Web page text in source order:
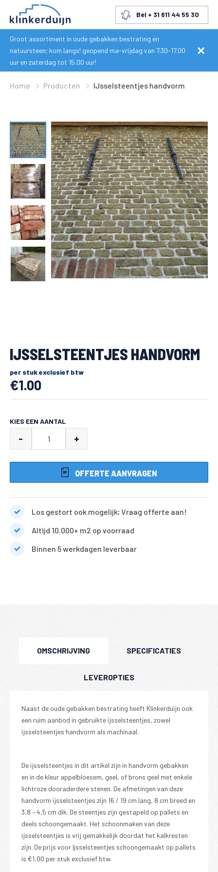
Bel + 31 611 44 55 30
Groot assortiment in oude gebakken bestrating en
natuursteen; kom langs! geopend ma-vrijdag van 7.30-17.00
uur en zaterdag tot 15.00 uur!
Home Producten IJsselsteentjes handvorm
IJSSELSTEENTJES HANDVORM
per stuk exclusief btw
€1.00
KIES EEN AANTAL
handvorm
aantal
- +
OFFERTE AANVRAGEN
Los gestort ook mogelijk; Vraag offerte aan!
Altijd 10.000+ m2 op voorraad
Binnen 5 werkdagen leverbaar
OMSCHRIJVING SPECIFICATIES
LEVEROPTIES
Naast de oude gebakken bestrating heeft Klinkerduijn ook
een ruim aanbod in gebruikte ijsselsteentjes, zowel
ijsselsteentjes handvorm als machinaal.
De ijsselsteentjes in dit artikel zijn in handvorm gebakken
en in de kleur appelbloesem, geel, of brons geel met enkele
lichtroze dooraderdere stenen. De afmetingen van deze
handvorm ijsselsteentjes zijn 16 / 19 cm lang, 8 cm breed en
3,8 – 4,5 cm dik. De steentjes zijn gestapeld op pallets en
deels schoongemaakt. Het schoonmaken van deze
ijsselsteentjes is vrij gemakkelijk doordat het kalkresten
zijn. De prijs voor Ijsselsteentjes schoongemaakt op pallets
is €1,00 per stuk exclusief btw.